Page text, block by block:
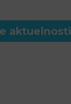
aktuelnosti